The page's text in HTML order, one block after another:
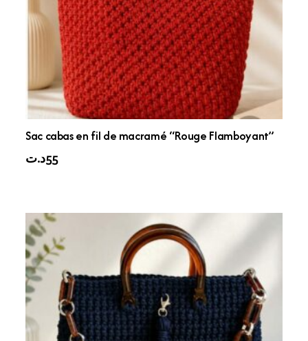
Sac cabas en fil de macramé “Rouge Flamboyant”
55د.ت